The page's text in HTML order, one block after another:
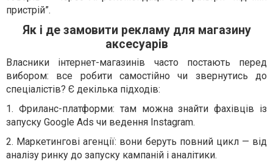
пристрій”.
Як і де замовити рекламу для магазину
аксесуарів
Власники інтернет-магазинів часто постають перед
вибором: все робити самостійно чи звернутись до
спеціалістів? Є декілька підходів:
1. Фриланс-платформи: там можна знайти фахівців із
запуску Google Ads чи ведення Instagram.
2. Маркетингові агенції: вони беруть повний цикл — від
аналізу ринку до запуску кампаній і аналітики.